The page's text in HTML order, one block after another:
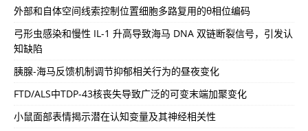
外部和自体空间线索控制位置细胞多路复用的θ相位编码
弓形虫感染和慢性 IL-1 升高导致海马 DNA 双链断裂信号，引发认
知缺陷
胰腺-海马反馈机制调节抑郁相关行为的昼夜变化
FTD/ALS中TDP-43核丧失导致广泛的可变末端加聚变化
小鼠面部表情揭示潜在认知变量及其神经相关性